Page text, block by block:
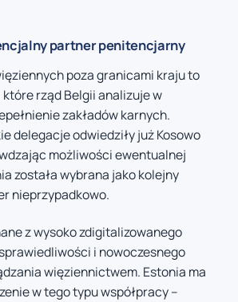
partner penitencjarny
poza granicami kraju to
rząd Belgii analizuje w
zakładów karnych.
delegacje odwiedziły już Kosowo
możliwości ewentualnej
została wybrana jako kolejny
nieprzypadkowo.
z wysoko zdigitalizowanego
i nowoczesnego
więziennictwem. Estonia ma
w tego typu współpracy –